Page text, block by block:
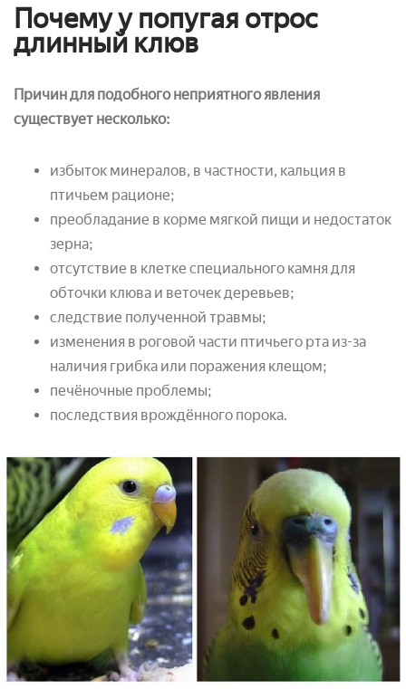
Почему у попугая отрос
длинный клюв
Причин для подобного неприятного явления
существует несколько:
избыток минералов, в частности, кальция в
птичьем рационе;
преобладание в корме мягкой пищи и недостаток
зерна;
отсутствие в клетке специального камня для
обточки клюва и веточек деревьев;
следствие полученной травмы;
изменения в роговой части птичьего рта из-за
наличия грибка или поражения клещом;
печёночные проблемы;
последствия врождённого порока.